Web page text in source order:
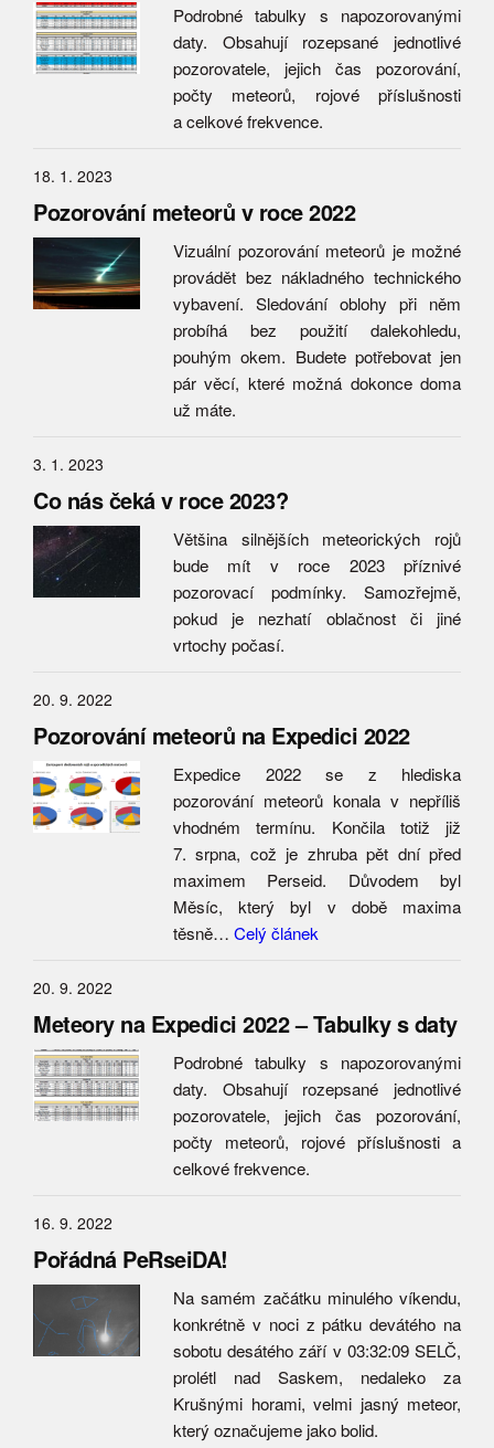
Podrobné tabulky s napozorovanými
daty. Obsahují rozepsané jednotlivé
pozorovatele, jejich čas pozorování,
počty meteorů, rojové příslušnosti
a celkové frekvence.
18. 1. 2023
Pozorování meteorů v roce 2022
Vizuální pozorování meteorů je možné
provádět bez nákladného technického
vybavení. Sledování oblohy při něm
probíhá bez použití dalekohledu,
pouhým okem. Budete potřebovat jen
pár věcí, které možná dokonce doma
už máte.
3. 1. 2023
Co nás čeká v roce 2023?
Většina silnějších meteorických rojů
bude mít v roce 2023 příznivé
pozorovací podmínky. Samozřejmě,
pokud je nezhatí oblačnost či jiné
vrtochy počasí.
20. 9. 2022
Pozorování meteorů na Expedici 2022
Expedice 2022 se z hlediska
pozorování meteorů konala v nepříliš
vhodném termínu. Končila totiž již
7. srpna, což je zhruba pět dní před
maximem Perseid. Důvodem byl
Měsíc, který byl v době maxima
těsně… Celý článek
20. 9. 2022
Meteory na Expedici 2022 – Tabulky s daty
Podrobné tabulky s napozorovanými
daty. Obsahují rozepsané jednotlivé
pozorovatele, jejich čas pozorování,
počty meteorů, rojové příslušnosti a
celkové frekvence.
16. 9. 2022
Pořádná PeRseiDA!
Na samém začátku minulého víkendu,
konkrétně v noci z pátku devátého na
sobotu desátého září v 03:32:09 SELČ,
prolétl nad Saskem, nedaleko za
Krušnými horami, velmi jasný meteor,
který označujeme jako bolid.